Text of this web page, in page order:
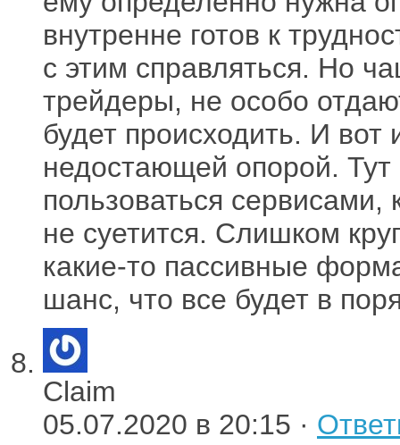
внутренне готов к
с этим справляться. Но
трейдеры, не особо
будет происходить. И
недостающей опорой. Тут
пользоваться сервисами,
не суетится. Слишком
какие-то пассивные
шанс, что все будет в
Claim
05.07.2020 в 20:15 ·